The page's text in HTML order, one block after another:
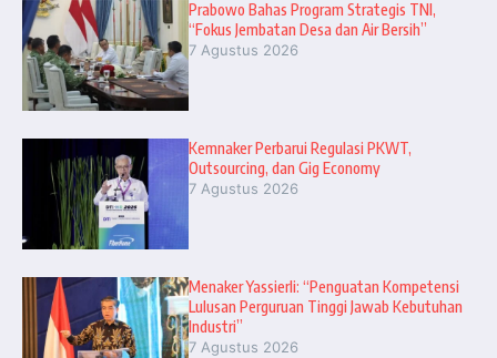
Prabowo Bahas Program Strategis TNI,
“Fokus Jembatan Desa dan Air Bersih”
7 Agustus 2026
Kemnaker Perbarui Regulasi PKWT,
Outsourcing, dan Gig Economy
7 Agustus 2026
Menaker Yassierli: “Penguatan Kompetensi
Lulusan Perguruan Tinggi Jawab Kebutuhan
Industri”
7 Agustus 2026